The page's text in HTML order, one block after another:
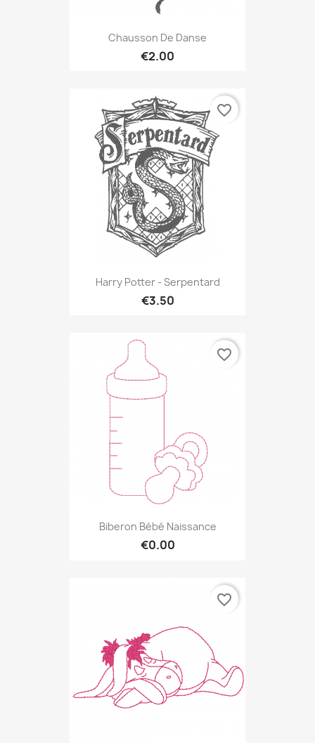
Chausson De Danse
€2.00
Harry Potter - Serpentard
€3.50
favorite_border
Biberon Bébé Naissance
€0.00
favorite_border
favorite_border